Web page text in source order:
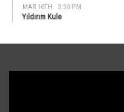
MAR 16TH 3:30 PM
Yıldırım Kule